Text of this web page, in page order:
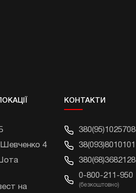
4
на
КОНТАКТИ
380(95)1025708
38(093)8010101
380(68)3682128
0-800-211-950
(безкоштовно)